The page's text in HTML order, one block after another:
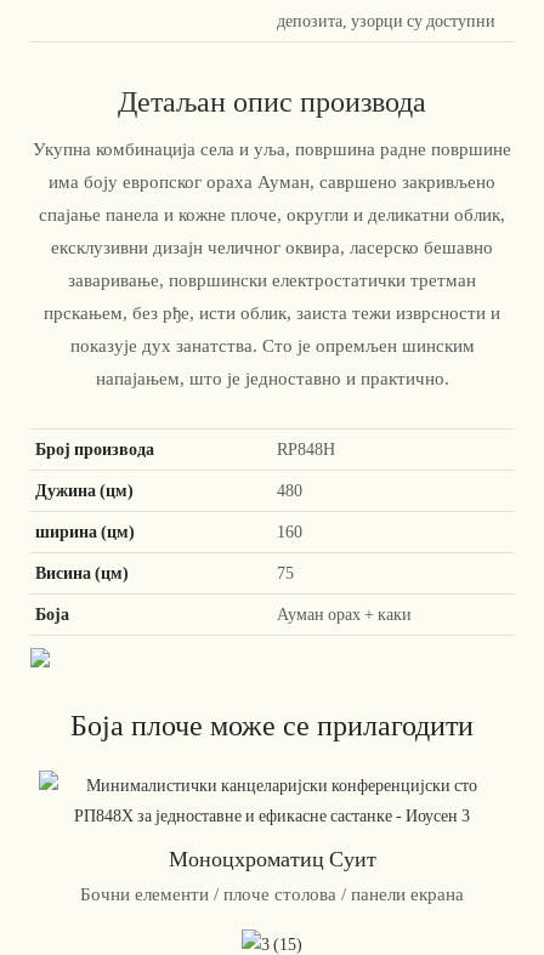
депозита, узорци су доступни
Детаљан опис производа
Укупна комбинација села и уља, површина радне површине
има боју европског ораха Ауман, савршено закривљено
спајање панела и кожне плоче, округли и деликатни облик,
ексклузивни дизајн челичног оквира, ласерско бешавно
заваривање, површински електростатички третман
прскањем, без рђе, исти облик, заиста тежи изврсности и
показује дух занатства. Сто је опремљен шинским
напајањем, што је једноставно и практично.
Број производа RP848H
Дужина (цм) 480
ширина (цм) 160
Висина (цм) 75
Боја Ауман орах + каки
Боја плоче може се прилагодити
Моноцхроматиц Суит
Бочни елементи / плоче столова / панели екрана